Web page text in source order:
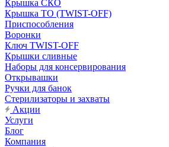
Крышка СКО
Крышка ТО (TWIST-OFF)
Приспособления
Воронки
Ключ TWIST-OFF
Крышки сливные
Наборы для консервирования
Открывашки
Ручки для банок
Стерилизаторы и захваты
Акции
Услуги
Блог
Компания